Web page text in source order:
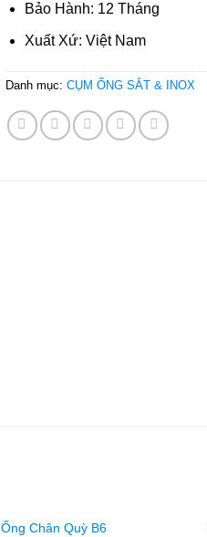
Bảo Hành: 12 Tháng
Xuất Xứ: Việt Nam
Danh mục:CỤM ỐNG SẮT & INOX
Ống Chân Quỳ B6